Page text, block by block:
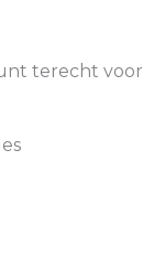
terecht voor